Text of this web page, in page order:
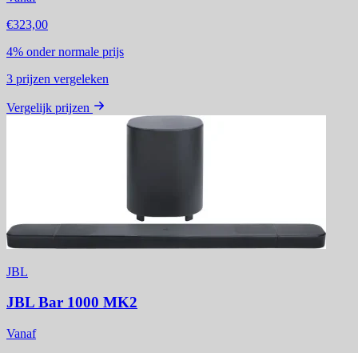
€323,00
4% onder normale prijs
3 prijzen vergeleken
Vergelijk prijzen
JBL
JBL Bar 1000 MK2
Vanaf